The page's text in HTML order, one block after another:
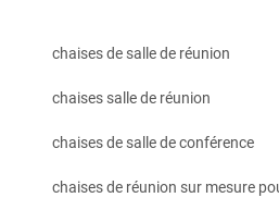
chaises de salle de réunion
chaises salle de réunion
chaises de salle de conférence
chaises de réunion sur mesure